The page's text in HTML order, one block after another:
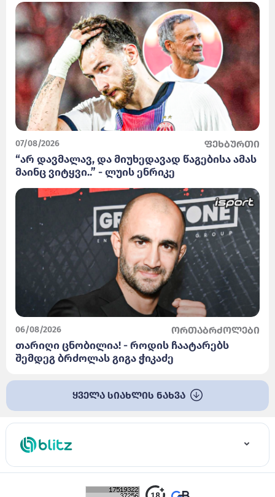
07/08/2026 ფეხბურთი
“არ დავმალავ, და მიუხედავად წაგებისა ამას
მაინც ვიტყვი..” - ლუის ენრიკე
06/08/2026 ორთაბრძოლები
თარიღი ცნობილია! - როდის ჩაატარებს
შემდეგ ბრძოლას გიგა ჭიკაძე
ყველა სიახლის ნახვა